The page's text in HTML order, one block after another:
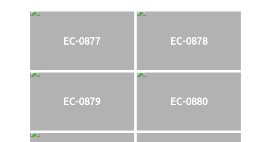
EC-0877 EC-0878
EC-0879 EC-0880